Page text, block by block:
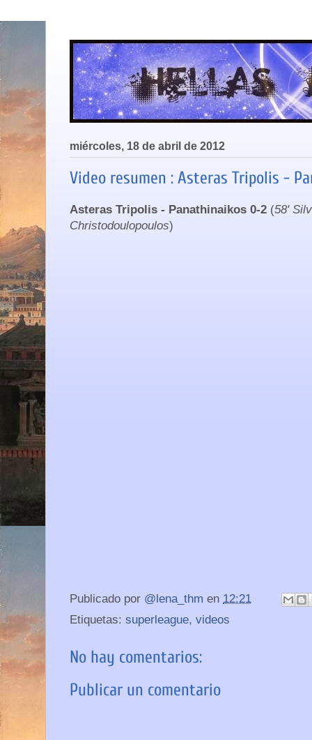
miércoles, 18 de abril de 2012
Video resumen : Asteras Tripolis -
Asteras Tripolis - Panathinaikos 0-2 (58'
Christodoulopoulos)
Publicado por @lena_thm en 12:21
Etiquetas: superleague, videos
No hay comentarios:
Publicar un comentario